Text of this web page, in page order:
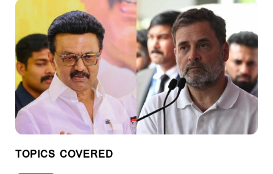
TOPICS COVERED